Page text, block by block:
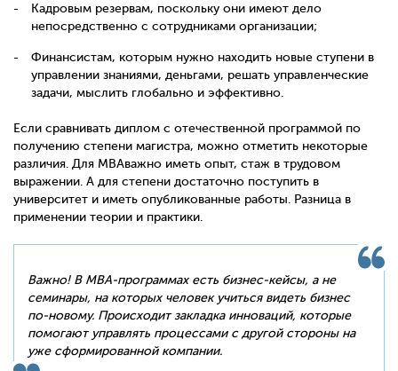
Кадровым резервам, поскольку они имеют дело
непосредственно с сотрудниками организации;
Финансистам, которым нужно находить новые ступени в
управлении знаниями, деньгами, решать управленческие
задачи, мыслить глобально и эффективно.
Если сравнивать диплом с отечественной программой по
получению степени магистра, можно отметить некоторые
различия. Для MBAважно иметь опыт, стаж в трудовом
выражении. А для степени достаточно поступить в
университет и иметь опубликованные работы. Разница в
применении теории и практики.
Важно! В MBA-программах есть бизнес-кейсы, а не
семинары, на которых человек учиться видеть бизнес
по-новому. Происходит закладка инноваций, которые
помогают управлять процессами с другой стороны на
уже сформированной компании.